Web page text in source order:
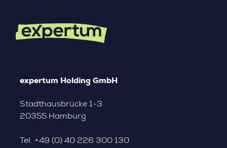
expertum Holding GmbH
Stadthausbrücke 1-3
20355 Hamburg
Tel. +49 (0) 40 226 300 130